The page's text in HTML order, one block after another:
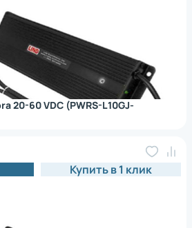
20-60 VDC (PWRS-L10GJ-
Купить в 1 клик